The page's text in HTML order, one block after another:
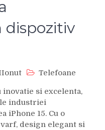
dispozitiv
Telefoane
si excelenta,
industriei
iPhone 15. Cu o
design elegant si